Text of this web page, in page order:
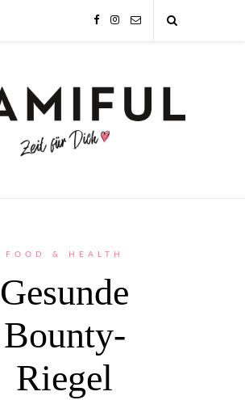
FOOD & HEALTH
Gesunde
Bounty-
Riegel